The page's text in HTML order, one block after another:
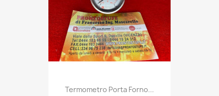
Termometro Porta Forno...